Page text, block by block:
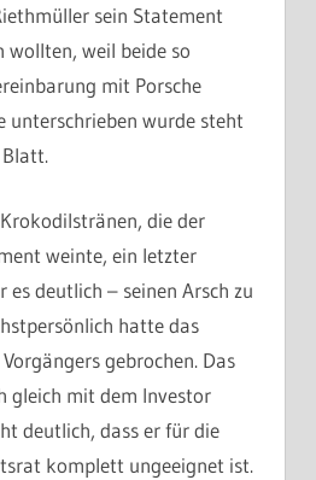
sein Statement
wollten, weil beide so
mit Porsche
unterschrieben wurde steht
die der
weinte, ein letzter
es deutlich – seinen Arsch zu
hatte das
gebrochen. Das
gleich mit dem Investor
deutlich, dass er für die
komplett ungeeignet ist.